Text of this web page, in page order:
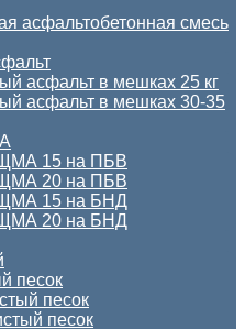
асфальтобетонная смесь
асфальт в мешках 25 кг
асфальт в мешках 30-35
15 на ПБВ
20 на ПБВ
15 на БНД
20 на БНД
песок
песок
песок